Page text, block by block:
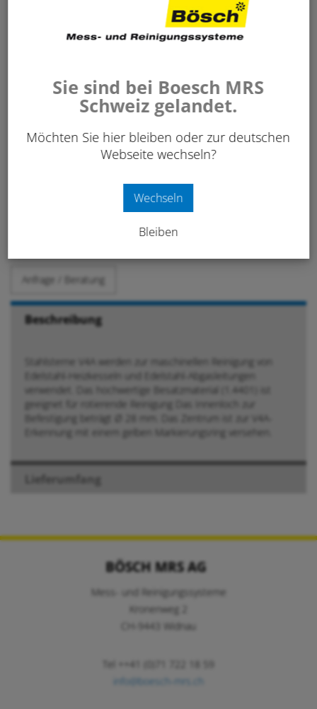
exkl. 8.1% MwSt.
IN DEN WARENKORB
Anfrage / Beratung
Beschreibung
Stahlsterne V4A werden zur maschinellen Reinigung von
Edelstahl-Heizkesseln und Edelstahl-Abgasleitungen
verwendet. Das hochwertige Besatzmaterial (1.4401) ist
geeignet für rotierende Reinigung Das Innenloch zur
Befestigung beträgt Ø 28 mm. Das Zentrum ist zur V4A-
Erkennung mit einem gelben Markierungsring versehen.
Lieferumfang
BÖSCH MRS AG
Mess- und Reinigungssysteme
Kronenweg 2
CH-9443 Widnau
Tel ++41 (0)71 722 18 59
info@boesch-mrs.ch
Sie sind bei Boesch MRS
Schweiz gelandet.
Möchten Sie hier bleiben oder zur deutschen
Webseite wechseln?
Wechseln
Bleiben